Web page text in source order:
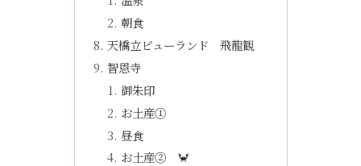
朝食
天橋立ビューランド 飛龍観
智恩寺
御朱印
お土産①
昼食
お土産② 🦀